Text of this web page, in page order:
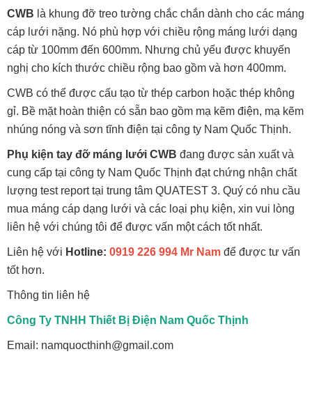
CWB là khung đỡ treo tường chắc chắn dành cho các máng
cáp lưới nặng. Nó phù hợp với chiều rộng máng lưới dạng
cáp từ 100mm đến 600mm. Nhưng chủ yếu được khuyến
nghị cho kích thước chiều rộng bao gồm và hơn 400mm.
CWB có thể được cấu tạo từ thép carbon hoặc thép không
gỉ. Bề mặt hoàn thiện có sẵn bao gồm mạ kẽm điện, mạ kẽm
nhúng nóng và sơn tĩnh điện tại công ty Nam Quốc Thịnh.
Phụ kiện tay đỡ máng lưới CWB đang được sản xuất và
cung cấp tại công ty Nam Quốc Thịnh đạt chứng nhận chất
lượng test report tại trung tâm QUATEST 3. Quý có nhu cầu
mua máng cáp dạng lưới và các loại phụ kiện, xin vui lòng
liên hệ với chúng tôi để được vấn một cách tốt nhất.
Liên hệ với Hotline: 0919 226 994 Mr Nam để được tư vấn
tốt hơn.
Thông tin liên hệ
Công Ty TNHH Thiết Bị Điện Nam Quốc Thịnh
Email: namquocthinh@gmail.com